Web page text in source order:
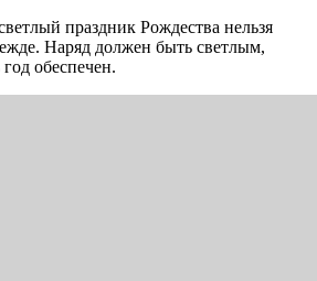
праздник Рождества нельзя
Наряд должен быть светлым,
год обеспечен.